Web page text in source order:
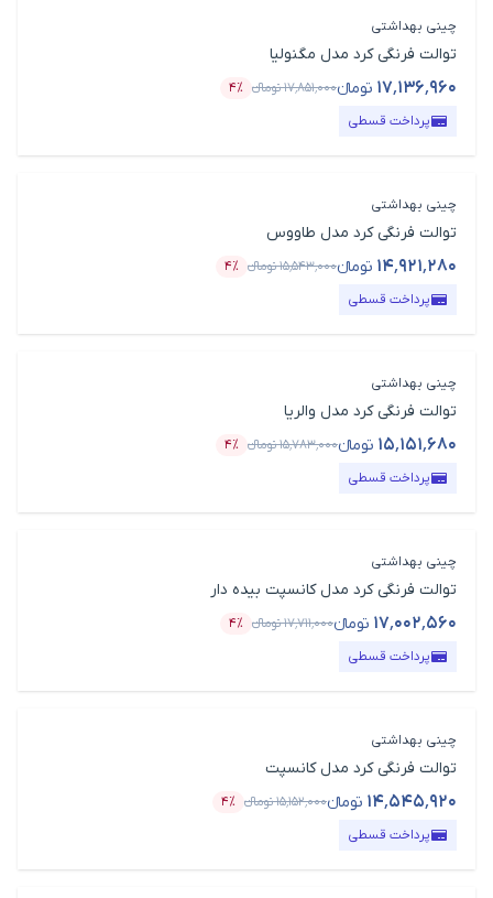
چینی بهداشتی
توالت فرنگی کرد مدل مگنولیا
۱۷٬۱۳۶٬۹۶۰ تومانء۱۷٬۸۵۱٬۰۰۰تومانء
قیمت محصول
۴٪
درصد تخفیف
پرداخت قسطی
چینی بهداشتی
توالت فرنگی کرد مدل طاووس
۱۴٬۹۲۱٬۲۸۰ تومانء۱۵٬۵۴۳٬۰۰۰تومانء
قیمت محصول
۴٪
درصد تخفیف
پرداخت قسطی
چینی بهداشتی
توالت فرنگی کرد مدل والریا
۱۵٬۱۵۱٬۶۸۰ تومانء۱۵٬۷۸۳٬۰۰۰تومانء
قیمت محصول
۴٪
درصد تخفیف
پرداخت قسطی
چینی بهداشتی
توالت فرنگی کرد مدل کانسپت بیده دار
۱۷٬۰۰۲٬۵۶۰ تومانء۱۷٬۷۱۱٬۰۰۰تومانء
قیمت محصول
۴٪
درصد تخفیف
پرداخت قسطی
چینی بهداشتی
توالت فرنگی کرد مدل کانسپت
۱۴٬۵۴۵٬۹۲۰ تومانء۱۵٬۱۵۲٬۰۰۰تومانء
قیمت محصول
۴٪
درصد تخفیف
پرداخت قسطی